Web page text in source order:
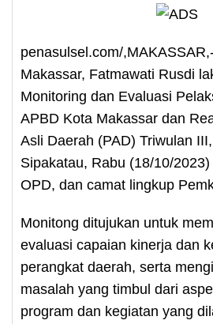
penasulsel.com/
Makassar, Fatmawati Rusdi
Monitoring dan Evaluasi
APBD Kota Makassar dan
Asli Daerah (PAD) Triwulan
Sipakatau, Rabu (18/10/
OPD, dan camat lingkup
Monitong ditujukan untuk
evaluasi capaian kinerja dan
perangkat daerah, serta
masalah yang timbul dari
program dan kegiatan yang